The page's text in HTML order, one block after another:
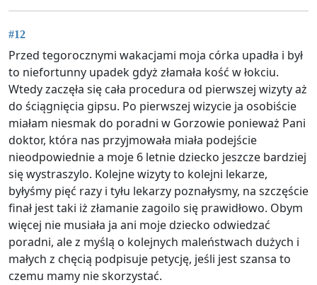
#12
Przed tegorocznymi wakacjami moja córka upadła i był
to niefortunny upadek gdyż złamała kość w łokciu.
Wtedy zaczęła się cała procedura od pierwszej wizyty aż
do ściągnięcia gipsu. Po pierwszej wizycie ja osobiście
miałam niesmak do poradni w Gorzowie ponieważ Pani
doktor, która nas przyjmowała miała podejście
nieodpowiednie a moje 6 letnie dziecko jeszcze bardziej
się wystraszylo. Kolejne wizyty to kolejni lekarze,
byłyśmy pięć razy i tyłu lekarzy poznałysmy, na szczęście
finał jest taki iż złamanie zagoilo się prawidłowo. Obym
więcej nie musiała ja ani moje dziecko odwiedzać
poradni, ale z myślą o kolejnych maleństwach dużych i
małych z chęcią podpisuje petycję, jeśli jest szansa to
czemu mamy nie skorzystać.